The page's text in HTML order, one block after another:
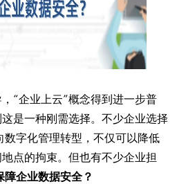
“企业上云”概念得到进一步普
是一种刚需选择。不少企业选择
数字化管理转型，不仅可以降低
点的拘束。但也有不少企业担
企业数据安全？